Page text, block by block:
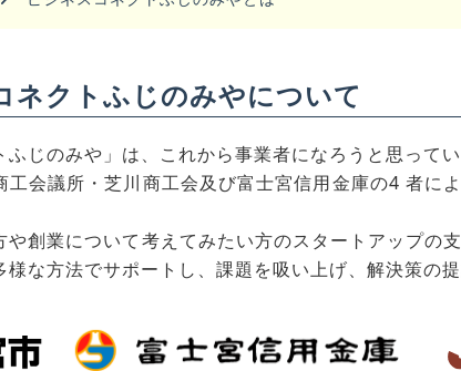
ネクトふじのみやについて
ふじのみや」は、これから事業者になろうと思って
工会議所・芝川商工会及び富士宮信用金庫の4 者に
や創業について考えてみたい方のスタートアップの
な方法でサポートし、課題を吸い上げ、解決策の提